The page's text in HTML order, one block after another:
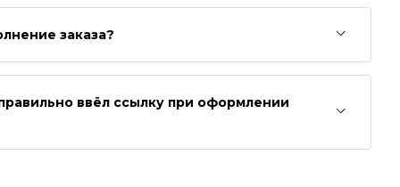
заказа?
ввёл ссылку при оформлении